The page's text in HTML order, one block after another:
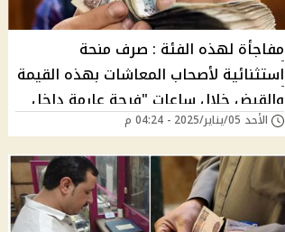
مفاجأة لهذه الفئة : صرف منحة
استثنائية لأصحاب المعاشات بهذه القيمة
والقبض خلال ساعات "فرحة عارمة داخل
النقابة بعد إعلان القرار رسميا"
الأحد 05/يناير/2025 - 04:24 م